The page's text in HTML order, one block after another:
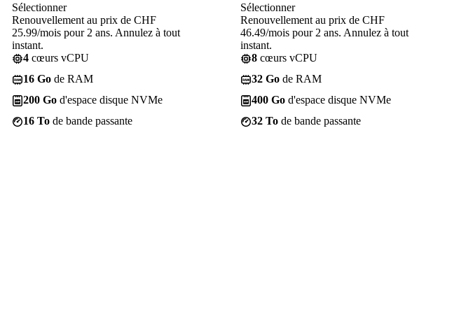
Sélectionner
Renouvellement au prix de CHF
25.99/mois pour 2 ans. Annulez à tout
instant.
4 cœurs vCPU
16 Go de RAM
200 Go d'espace disque NVMe
16 To de bande passante
Sélectionner
Renouvellement au prix de CHF
46.49/mois pour 2 ans. Annulez à tout
instant.
8 cœurs vCPU
32 Go de RAM
400 Go d'espace disque NVMe
32 To de bande passante